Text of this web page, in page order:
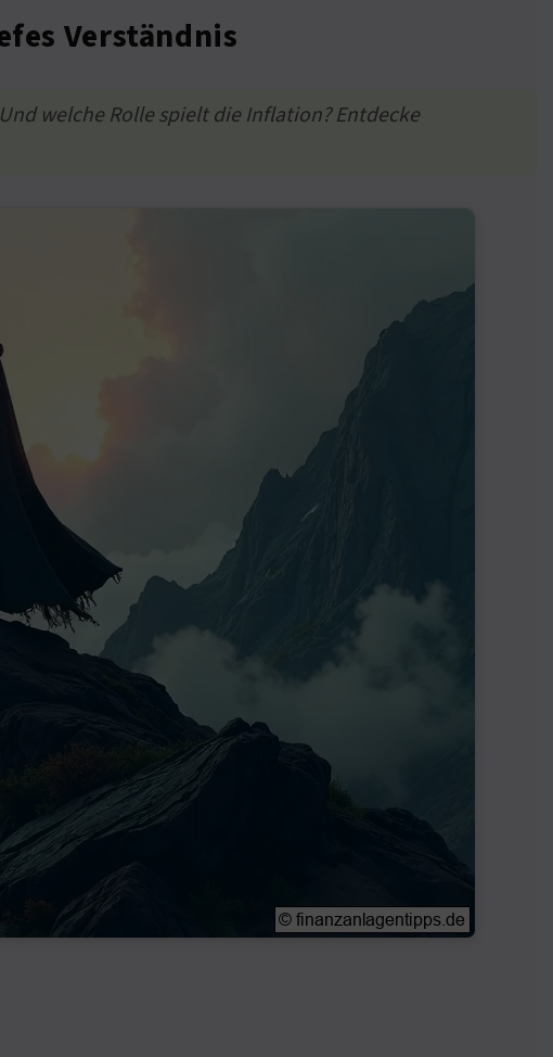
Verständnis
welche Rolle spielt die Inflation? Entdecke